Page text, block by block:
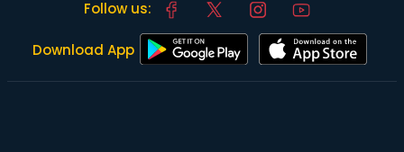
Follow us:
Download App